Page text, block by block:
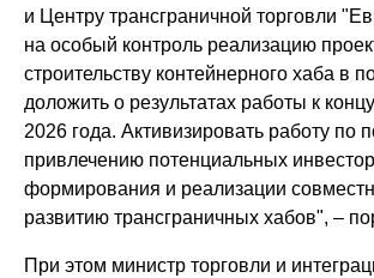
и Центру трансграничной торговли
на особый контроль реализацию
строительству контейнерного хаба в
доложить о результатах работы к
2026 года. Активизировать работу по
привлечению потенциальных
формирования и реализации
развитию трансграничных хабов", –
При этом министр торговли и